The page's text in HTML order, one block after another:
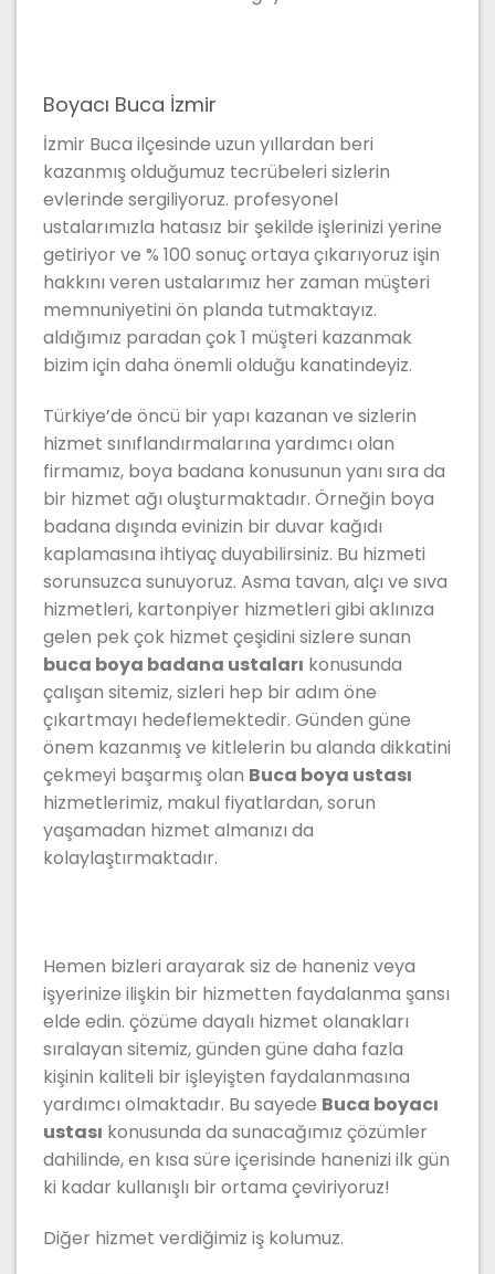
Boyacı Buca İzmir
İzmir Buca ilçesinde uzun yıllardan beri
kazanmış olduğumuz tecrübeleri sizlerin
evlerinde sergiliyoruz. profesyonel
ustalarımızla hatasız bir şekilde işlerinizi yerine
getiriyor ve % 100 sonuç ortaya çıkarıyoruz işin
hakkını veren ustalarımız her zaman müşteri
memnuniyetini ön planda tutmaktayız.
aldığımız paradan çok 1 müşteri kazanmak
bizim için daha önemli olduğu kanatindeyiz.
Türkiye’de öncü bir yapı kazanan ve sizlerin
hizmet sınıflandırmalarına yardımcı olan
firmamız, boya badana konusunun yanı sıra da
bir hizmet ağı oluşturmaktadır. Örneğin boya
badana dışında evinizin bir duvar kağıdı
kaplamasına ihtiyaç duyabilirsiniz. Bu hizmeti
sorunsuzca sunuyoruz. Asma tavan, alçı ve sıva
hizmetleri, kartonpiyer hizmetleri gibi aklınıza
gelen pek çok hizmet çeşidini sizlere sunan
buca boya badana ustaları konusunda
çalışan sitemiz, sizleri hep bir adım öne
çıkartmayı hedeflemektedir. Günden güne
önem kazanmış ve kitlelerin bu alanda dikkatini
çekmeyi başarmış olan Buca boya ustası
hizmetlerimiz, makul fiyatlardan, sorun
yaşamadan hizmet almanızı da
kolaylaştırmaktadır.
Hemen bizleri arayarak siz de haneniz veya
işyerinize ilişkin bir hizmetten faydalanma şansı
elde edin. çözüme dayalı hizmet olanakları
sıralayan sitemiz, günden güne daha fazla
kişinin kaliteli bir işleyişten faydalanmasına
yardımcı olmaktadır. Bu sayede Buca boyacı
ustası konusunda da sunacağımız çözümler
dahilinde, en kısa süre içerisinde hanenizi ilk gün
ki kadar kullanışlı bir ortama çeviriyoruz!
Diğer hizmet verdiğimiz iş kolumuz.